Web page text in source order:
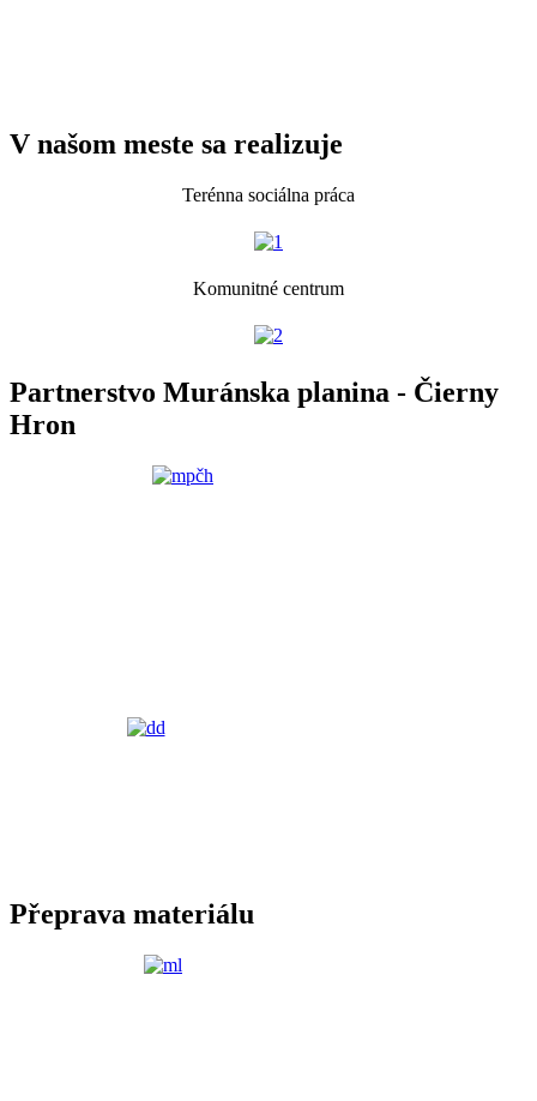
V našom meste sa realizuje
Terénna sociálna práca
Komunitné centrum
Partnerstvo Muránska planina - Čierny
Hron
Přeprava materiálu